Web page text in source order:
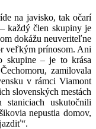
na javisko, tak očarí
každý člen skupiny je
dokážu neuveriteľne
veľkým prínosom. Ani
skupine – je to krása
zamilovala
v rámci Viamont
slovenských mestách
uskutočnili
nepustia domov,